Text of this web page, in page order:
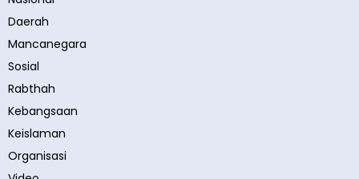
Daerah
Mancanegara
Sosial
Rabthah
Kebangsaan
Keislaman
Organisasi